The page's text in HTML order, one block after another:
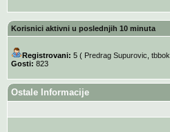
Korisnici aktivni u poslednjih 10 minuta
Registrovani: 5 ( Predrag Supurovic tbbok
Gosti: 823
Ostale Informacije